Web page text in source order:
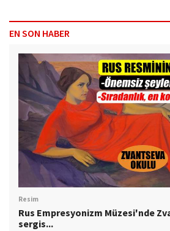
EN SON HABER
Resim
Rus Empresyonizm Müzesi'nde
sergis...